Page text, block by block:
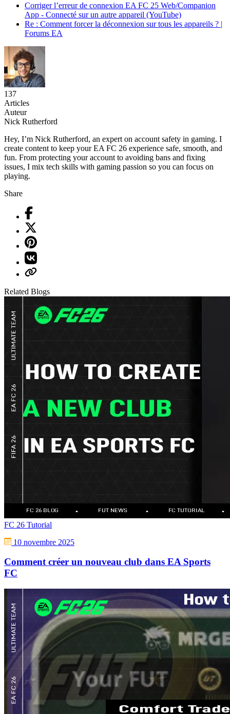
Corriger l’erreur de connexion EA FC 25 Web/Companion
App - Connecté sur un autre appareil (YouTube)
Re : Comment forcer la déconnexion sur tous les appareils ? |
Forums EA
137
Articles
Auteur
Nick Rutherford
Hey, I’m Nick Rutherford, an expert on account safety in gaming. I
create content to keep your EA FC 26 experience safe, smooth, and
fun. From protecting your account to avoiding bans and fixing
issues, I mix tech skills with gaming passion so you can focus on
playing.
Share
Related Blogs
FC 26 Tutorial
10 novembre 2025
Comment créer un nouveau club dans EA Sports
FC